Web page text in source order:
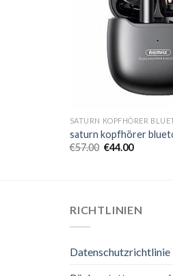
SATURN KOPFHÖRER
saturn kopfhörer
€57.00 €44.00
RICHTLINIEN
Datenschutzrichtlinie